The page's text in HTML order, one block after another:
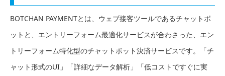
BOTCHAN PAYMENTとは、ウェブ接客ツールであるチャットボ
ットと、エントリーフォーム最適化サービスが合わさった、エン
トリーフォーム特化型のチャットボット決済サービスです。「チ
ャット形式のUI」「詳細なデータ解析」「低コストですぐに実